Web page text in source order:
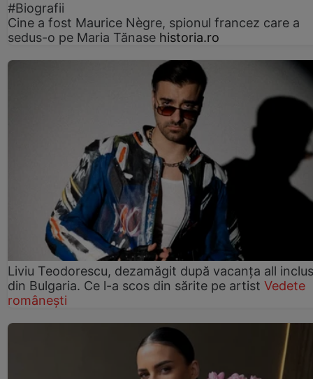
#Biografii
Cine a fost Maurice Nègre, spionul francez care a
sedus-o pe Maria Tănase historia.ro
Liviu Teodorescu, dezamăgit după vacanța all
din Bulgaria. Ce l-a scos din sărite pe artist Vedete
românești